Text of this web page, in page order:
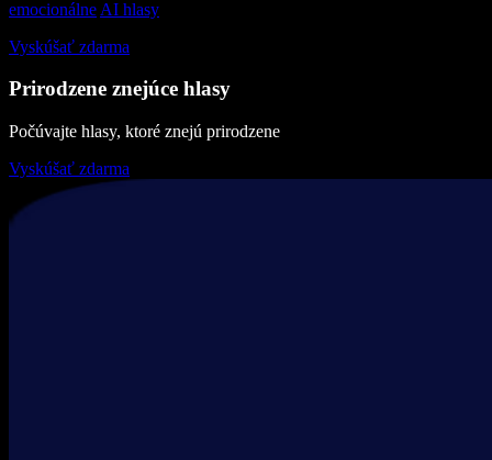
emocionálne AI hlasy
Vyskúšať zdarma
Prirodzene znejúce hlasy
Počúvajte hlasy, ktoré znejú prirodzene
Vyskúšať zdarma